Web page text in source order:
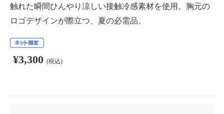
触れた瞬間ひんやり涼しい接触冷感素材を使用。胸元の
ロゴデザインが際立つ、夏の必需品。
¥3,300 (税込)